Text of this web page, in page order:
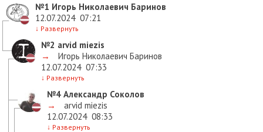
№1 Игорь Николаевич Баринов
12.07.2024 07:21
↓ Развернуть
№2 arvid miezis
→
Игорь Николаевич Баринов
12.07.2024 07:33
↓ Развернуть
№4 Александр Соколов
→
arvid miezis
12.07.2024 08:33
↓ Развернуть